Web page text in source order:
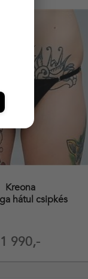
1 990,-
Kreona
hátul csipkés